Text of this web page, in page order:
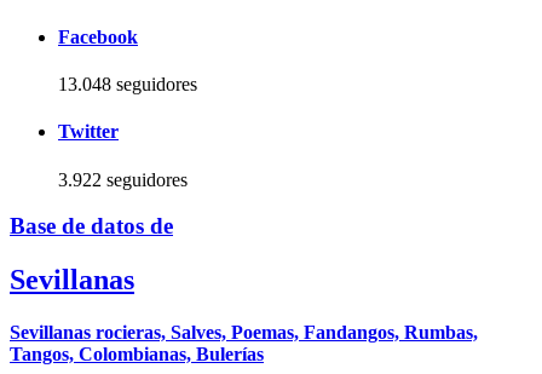
Facebook
13.048 seguidores
Twitter
3.922 seguidores
Base de datos de
Sevillanas
Sevillanas rocieras, Salves, Poemas, Fandangos, Rumbas,
Tangos, Colombianas, Bulerías